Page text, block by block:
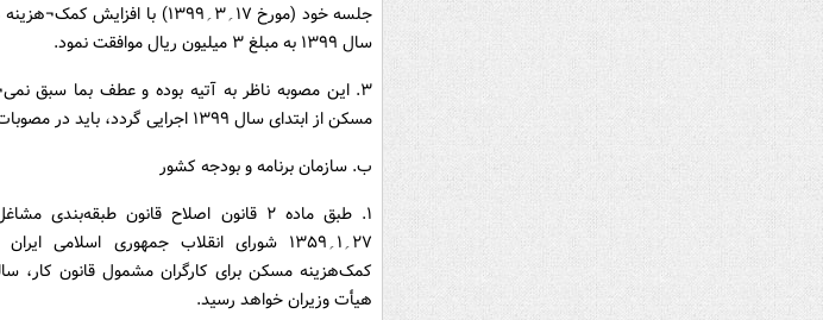
جلسه خود (مورخ ۱۷؍۳؍۱۳۹۹) با
سال ۱۳۹۹ به مبلغ ۳ میلیون ریال موافقت نمود.
۳. این مصوبه ناظر به آتیه بوده و عطف بما سبق
مسکن از ابتدای سال ۱۳۹۹ اجرایی گردد، باید در مصوبات پیشین شورای عالی کار لحاظ می¬گردید.
ب. سازمان برنامه و بودجه کشور
۱. طبق ماده ۲ قانون اصلاح قانون
کمک‌هزینه مسکن برای کارگران مشمول قانون کار،
هیأت وزیران خواهد رسید.